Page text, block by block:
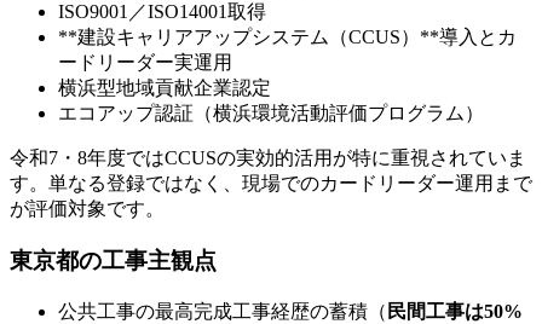
ISO9001／ISO14001取得
**建設キャリアアップシステム（CCUS）**導入とカ
ードリーダー実運用
横浜型地域貢献企業認定
エコアップ認証（横浜環境活動評価プログラム）
令和7・8年度ではCCUSの実効的活用が特に重視されていま
す。単なる登録ではなく、現場でのカードリーダー運用まで
が評価対象です。
東京都の工事主観点
公共工事の最高完成工事経歴の蓄積（ 民間工事は50%